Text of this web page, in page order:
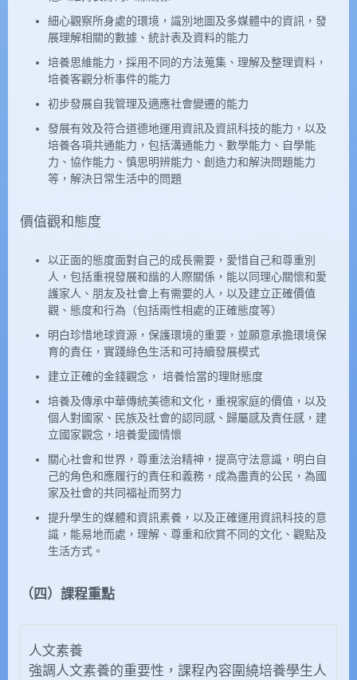
細心觀察所身處的環境，識別地圖及多媒體中的資訊，發
展理解相關的數據、統計表及資料的能力
培養思維能力，採用不同的方法蒐集、理解及整理資料，
培養客觀分析事件的能力
初步發展自我管理及適應社會變遷的能力
發展有效及符合道德地運用資訊及資訊科技的能力，以及
培養各項共通能力，包括溝通能力、數學能力、自學能
力、協作能力、慎思明辨能力、創造力和解決問題能力
等，解決日常生活中的問題
價值觀和態度
以正面的態度面對自己的成長需要，愛惜自己和尊重別
人，包括重視發展和諧的人際關係，能以同理心關懷和愛
護家人、朋友及社會上有需要的人，以及建立正確價值
觀、態度和行為（包括兩性相處的正確態度等）
明白珍惜地球資源，保護環境的重要，並願意承擔環境保
育的責任，實踐綠色生活和可持續發展模式
建立正確的金錢觀念， 培養恰當的理財態度
培養及傳承中華傳統美德和文化，重視家庭的價值，以及
個人對國家、民族及社會的認同感、歸屬感及責任感，建
立國家觀念，培養愛國情懷
關心社會和世界，尊重法治精神，提高守法意識，明白自
己的角色和應履行的責任和義務，成為盡責的公民，為國
家及社會的共同福祉而努力
提升學生的媒體和資訊素養，以及正確運用資訊科技的意
識，能易地而處，理解、尊重和欣賞不同的文化、觀點及
生活方式。
（四）課程重點
人文素養
強調人文素養的重要性，課程內容圍繞培養學生人